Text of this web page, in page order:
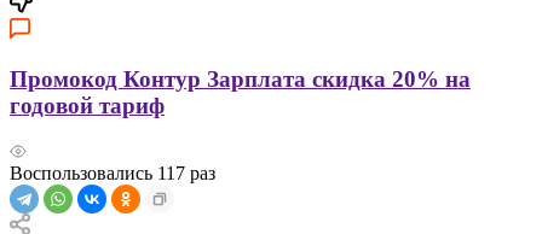
Промокод Контур Зарплата скидка 20% на
годовой тариф
Воспользовались 117 раз